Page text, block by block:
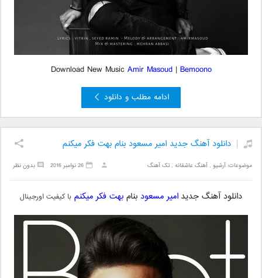
Download New Music Amir Masoud| Bemoono
ادامه مطلب و دانلود
دانلود آهنگ جدید امیر مسعود بنام بهت فکر میکنم
موضوعات:آرشیو ,آهنگ عاشقانه ,تک آهنگ بدون نظر 26 نوامبر 2016
دانلود آهنگ جدید امیر مسعود بنام بهت فکر میکنم با کیفیت اورجینال